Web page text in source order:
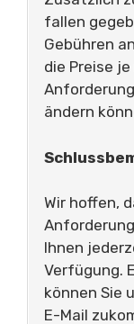
fallen
Gebühren
die Preise
ändern
Wir hoffen,
Ihnen
Verfügung.
können Sie
E-Mail